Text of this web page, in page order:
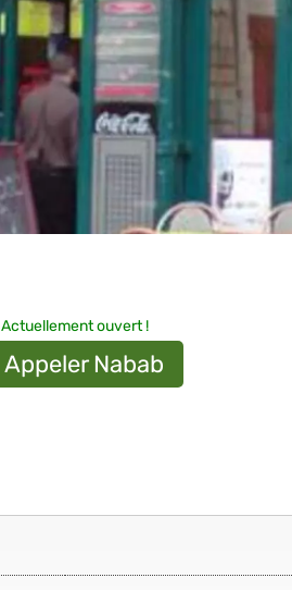
Actuellement ouvert !
Appeler Nabab